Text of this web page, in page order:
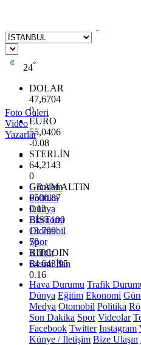
24°
DOLAR
47,6704
0
EURO
55,0406
-0.08
STERLİN
64,2143
0
GRAM ALTIN
6500.87
0.12
BİST100
13.799
70
BITCOIN
64.643,95
0.16
Foto Galeri
Video
Yazarlar
Gündem
Politika
Dünya
Ekonomi
Otomobil
Spor
Kültür
Resmi İlan
Hava Durumu Trafik
Dünya Eğitim Ekonomi
Medya Otomobil Politika
Son Dakika Spor Videolar
Facebook Twitter Instagram
Künye / İletişim Bize Ulaşın